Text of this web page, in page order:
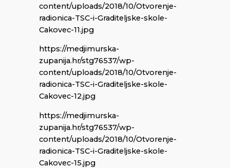
content/uploads/2018/10/Otvorenje-
radionica-TSC-i-Graditeljske-skole-
Cakovec-11.jpg
https://medjimurska-
zupanija.hr/stg76537/wp-
content/uploads/2018/10/Otvorenje-
radionica-TSC-i-Graditeljske-skole-
Cakovec-12.jpg
https://medjimurska-
zupanija.hr/stg76537/wp-
content/uploads/2018/10/Otvorenje-
radionica-TSC-i-Graditeljske-skole-
Cakovec-15.jpg